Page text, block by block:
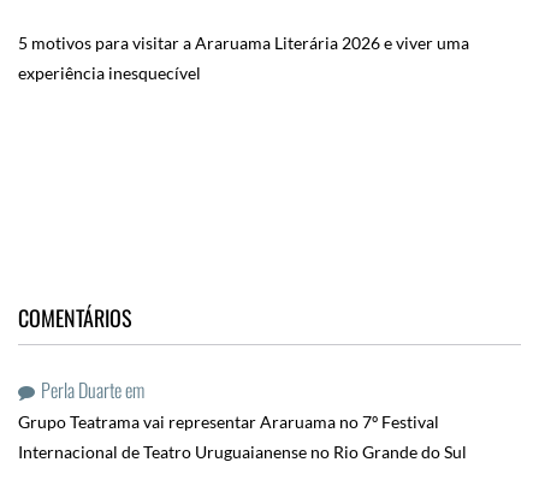
5 motivos para visitar a Araruama Literária 2026 e viver uma
experiência inesquecível
COMENTÁRIOS
Perla Duarteem
Grupo Teatrama vai representar Araruama no 7º Festival
Internacional de Teatro Uruguaianense no Rio Grande do Sul